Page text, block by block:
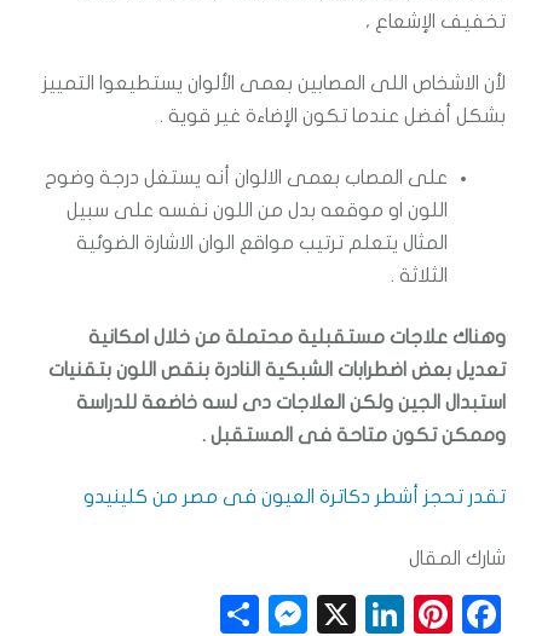
تخفيف الإشعاع ،
لأن الاشخاص اللى المصابين بعمى الألوان يستطيعوا التمييز
بشكل أفضل عندما تكون الإضاءة غير قوية .
على المصاب بعمى الالوان أنه يستغل درجة وضوح
اللون او موقعه بدل من اللون نفسه على سبيل
المثال يتعلم ترتيب مواقع الوان الاشارة الضوئية
الثلاثة .
وهناك علاجات مستقبلية محتملة من خلال امكانية
تعديل بعض اضطرابات الشبكية النادرة بنقص اللون بتقنيات
استبدال الجين ولكن العلاجات دى لسه خاضعة للدراسة
وممكن تكون متاحة فى المستقبل .
تقدر تحجز أشطر دكاترة العيون فى مصر من كلينيدو
شارك المقال
F
Pi
Li
X
M
S